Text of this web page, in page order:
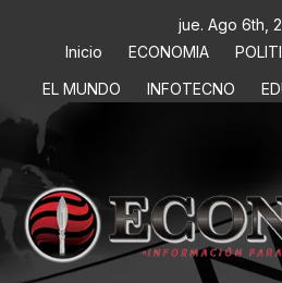
jue. Ago 6th,
Inicio
ECONOMIA
EL MUNDO
INFOTECNO
INFORMACIÓN PARA TOMAR